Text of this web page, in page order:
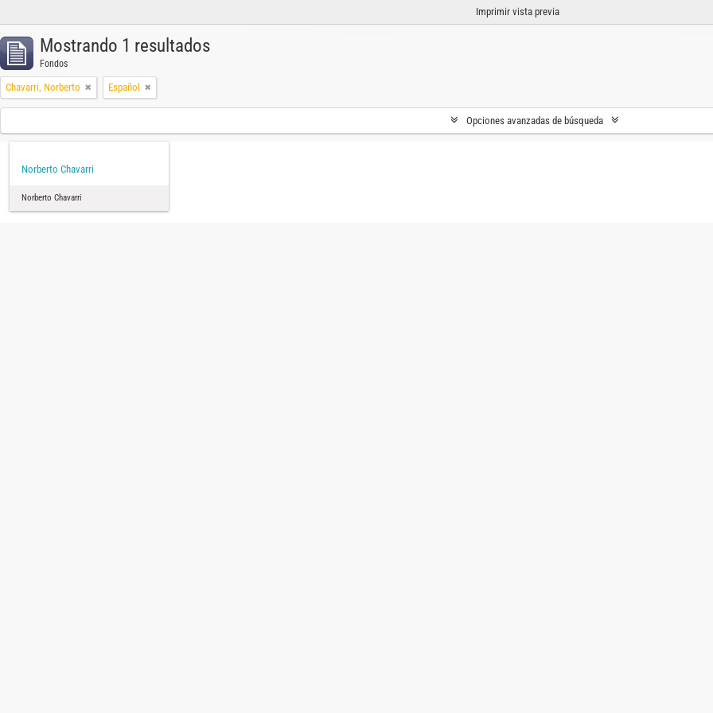
Imprimir vista previa
Mostrando 1 resultados
Fondos
Chavarri, Norberto Español
Opciones avanzadas de búsqueda
Norberto Chavarri
Norberto Chavarri